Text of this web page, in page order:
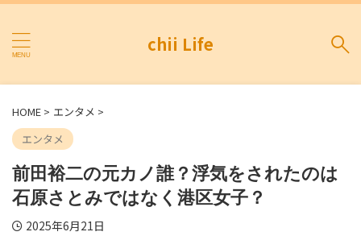
chii Life
HOME > エンタメ >
エンタメ
前田裕二の元カノ誰？浮気をされたのは
石原さとみではなく港区女子？
2025年6月21日